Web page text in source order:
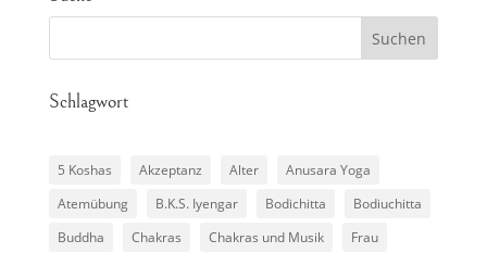
Schlagwort
5 Koshas Akzeptanz Alter
Anusara Yoga
Atemübung
B.K.S. Iyengar Bodichitta
Bodiuchitta
Buddha
Chakras Chakras und Musik
Frau